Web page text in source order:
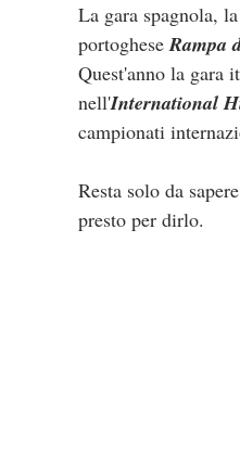
La gara spagnola, la
portoghese Rampa
Quest'anno la gara
nell'International
campionati
Resta solo da
presto per dirlo.